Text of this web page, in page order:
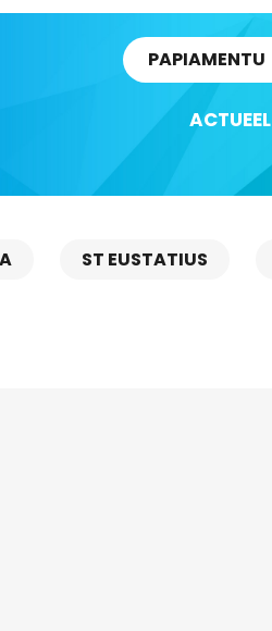
PAPIAMENTU
ACTUEEL
ST EUSTATIUS